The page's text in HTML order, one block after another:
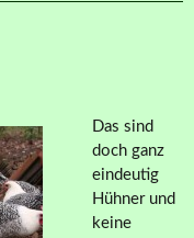
Das sind
doch ganz
eindeutig
Hühner und
keine